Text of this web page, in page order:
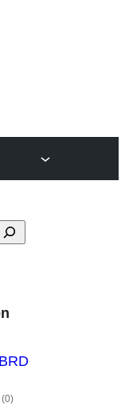
(0vērtējumu
kopsumma
)